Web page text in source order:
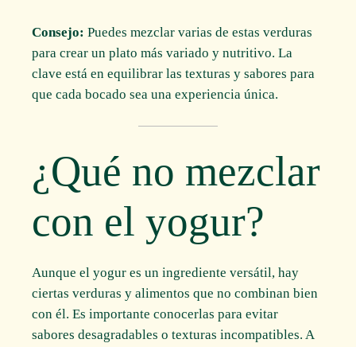
Consejo: Puedes mezclar varias de estas verduras
para crear un plato más variado y nutritivo. La
clave está en equilibrar las texturas y sabores para
que cada bocado sea una experiencia única.
¿Qué no mezclar
con el yogur?
Aunque el yogur es un ingrediente versátil, hay
ciertas verduras y alimentos que no combinan bien
con él. Es importante conocerlas para evitar
sabores desagradables o texturas incompatibles. A